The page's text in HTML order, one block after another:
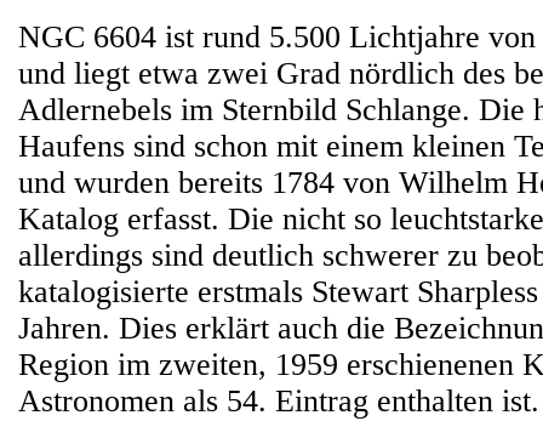
NGC 6604 ist rund 5.500 Lichtjahre
und liegt etwa zwei Grad nördlich des
Adlernebels im Sternbild Schlange. Die
Haufens sind schon mit einem kleinen
und wurden bereits 1784 von Wilhelm
Katalog erfasst. Die nicht so
allerdings sind deutlich schwerer zu
katalogisierte erstmals Stewart
Jahren. Dies erklärt auch die
Region im zweiten, 1959 erschienenen
Astronomen als 54. Eintrag enthalten ist.